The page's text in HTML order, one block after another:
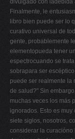
U
V
W
X
Y
Z
0-9
divulgado con ladebida
Finalmente, le
libro bien puede ser lo
curativo universal de
gente, probablemente
elementopueda tener
espectrocuando se
sobrapara ser
puede ser realmente la
de salud?" Sin
muchas veces los más
ignorados. Esto es
siete siglos, nosotros,
considerar la